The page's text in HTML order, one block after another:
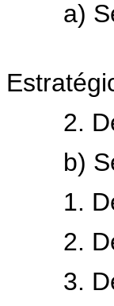
a)
1.
2.
b)
1.
2.
3.